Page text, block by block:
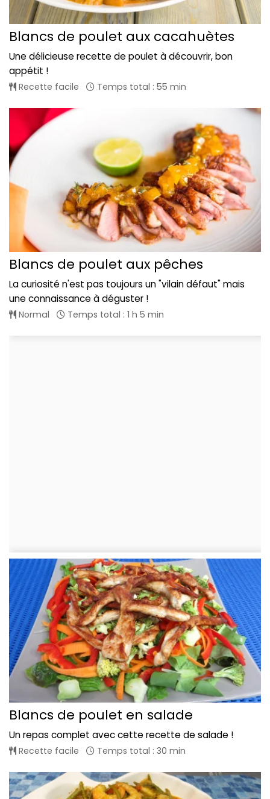
Blancs de poulet aux cacahuètes
Une délicieuse recette de poulet à découvrir, bon
appétit !
Recette facile Temps total : 55 min
Blancs de poulet aux pêches
La curiosité n'est pas toujours un "vilain défaut" mais
une connaissance à déguster !
Normal Temps total : 1 h 5 min
Blancs de poulet en salade
Un repas complet avec cette recette de salade !
Recette facile Temps total : 30 min